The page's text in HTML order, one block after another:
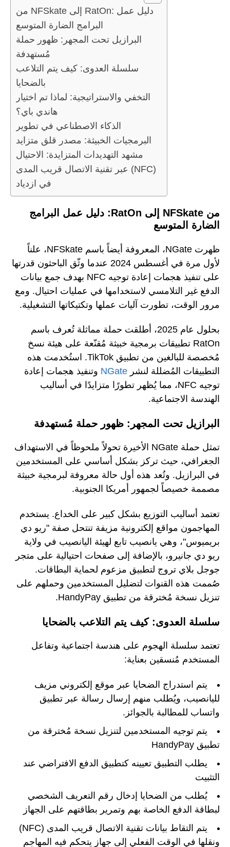
من NFSkate إلى RatOn: دليل عمل
البرامج الضارة المتوسع
البرازيل تحت المجهر: ظهور حملة
مُستهدفة
سلسلة العدوى: كيف يتم التلاعب
بالضحايا
التخفي والاستراتيجية: لماذا تم اختيار
هاندي باي؟
الذكاء الاصطناعي في تطوير
البرمجيات الخبيثة: مصدر قلق متزايد
مشهد التهديدات المتزايدة: الاحتيال
عبر تقنية الاتصال قريب المدى (NFC)
في ازدياد
من NFSkate إلى RatOn: دليل عمل البرامج
الضارة المتوسع
ظهرت NGate، المعروفة أيضاً باسم NFSkate، علناً
لأول مرة في أغسطس 2024 عندما وثّق الباحثون قدرتها
على تنفيذ هجمات إعادة توجيه NFC بهدف جمع بيانات
الدفع غير التلامسي لاستخدامها في عمليات احتيال. ومع
مرور الوقت، تطورت آليات عملها وتكتيكاتها التشغيلية.
بحلول عام 2025، أطلقت حملة مماثلة تُعرف باسم
RatOn تطبيقات برمجية خبيثة مُقنّعة على هيئة نسخ
مُخصصة للبالغين من تطبيق TikTok. استُخدمت هذه
التطبيقات المُضللة لنشر NGate وتنفيذ هجمات إعادة
توجيه NFC، مما يُظهر تطورًا متزايدًا في أساليب
الهندسة الاجتماعية.
البرازيل تحت المجهر: ظهور حملة مُستهدفة
تمثل حملة NGate الأخيرة تحولاً ملحوظاً في الاستهداف
الجغرافي، حيث تركز بشكل أساسي على المستخدمين
في البرازيل. وتُعد هذه أول حالة معروفة لبرمجية خبيثة
مصممة خصيصاً لجمهور أمريكا الجنوبية.
تعتمد أساليب التوزيع بشكل كبير على الخداع. يستخدم
المهاجمون مواقع إلكترونية مزيفة تنتحل صفة "ريو دي
بريميوس"، وهي يانصيب تابع لهيئة اليانصيب في ولاية
ريو دي جانيرو، بالإضافة إلى صفحات احتيالية على متجر
جوجل بلاي تروج لتطبيق مزعوم لحماية البطاقات.
صُممت هذه القنوات لتضليل المستخدمين وحملهم على
تنزيل نسخة مُخترقة من تطبيق HandyPay.
سلسلة العدوى: كيف يتم التلاعب بالضحايا
تعتمد سلسلة الهجوم على هندسة اجتماعية وتفاعل
المستخدم مُنسقين بعناية:
يتم استدراج الضحايا عبر موقع إلكتروني مزيف
لليانصيب، ويُطلب منهم إرسال رسالة عبر تطبيق
واتساب للمطالبة بالجوائز.
يتم توجيه المستخدمين لتنزيل نسخة مُخترقة من
تطبيق HandyPay
يطلب التطبيق تعيينه كتطبيق الدفع الافتراضي عند
التثبيت
يُطلب من الضحايا إدخال رقم التعريف الشخصي
لبطاقة الدفع الخاصة بهم وتمرير بطاقتهم على الجهاز
يتم التقاط بيانات تقنية الاتصال قريب المدى (NFC)
ونقلها في الوقت الفعلي إلى جهاز يتحكم فيه المهاجم